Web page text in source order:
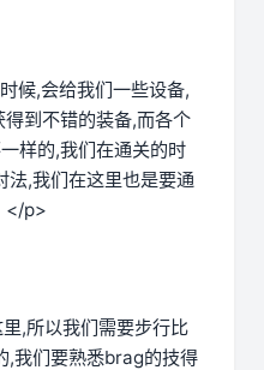
候,会给我们一些设备,
到不错的装备,而各个
样的,我们在通关的时
,我们在这里也是要通
</p>
,所以我们需要步行比
,我们要熟悉brag的技得